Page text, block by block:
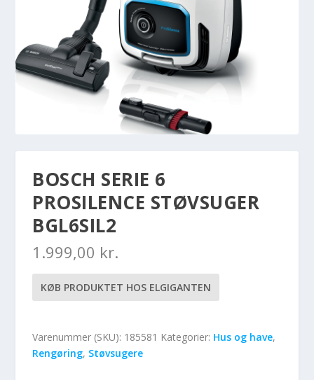
BOSCH SERIE 6
PROSILENCE STØVSUGER
BGL6SIL2
1.999,00 kr.
KØB PRODUKTET HOS ELGIGANTEN
Varenummer (SKU): 185581 Kategorier: Hus og have,
Rengøring, Støvsugere